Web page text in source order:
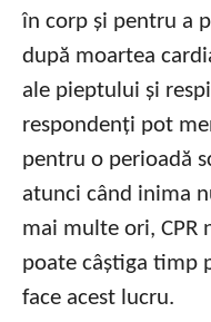
în corp și pentru a
după moartea
ale pieptului și
respondenți pot
pentru o perioadă
atunci când inima
mai multe ori, CPR
poate câștiga timp
face acest lucru.